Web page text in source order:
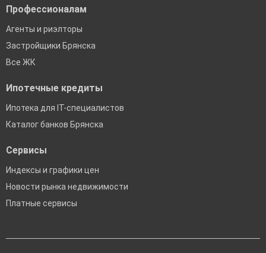
Профессионалам
Агенты и риэлторы
Застройщики Брянска
Все ЖК
Ипотечные кредиты
Ипотека для IT-специалистов
Каталог банков Брянска
Сервисы
Индексы и графики цен
Новости рынка недвижимости
Платные сервисы